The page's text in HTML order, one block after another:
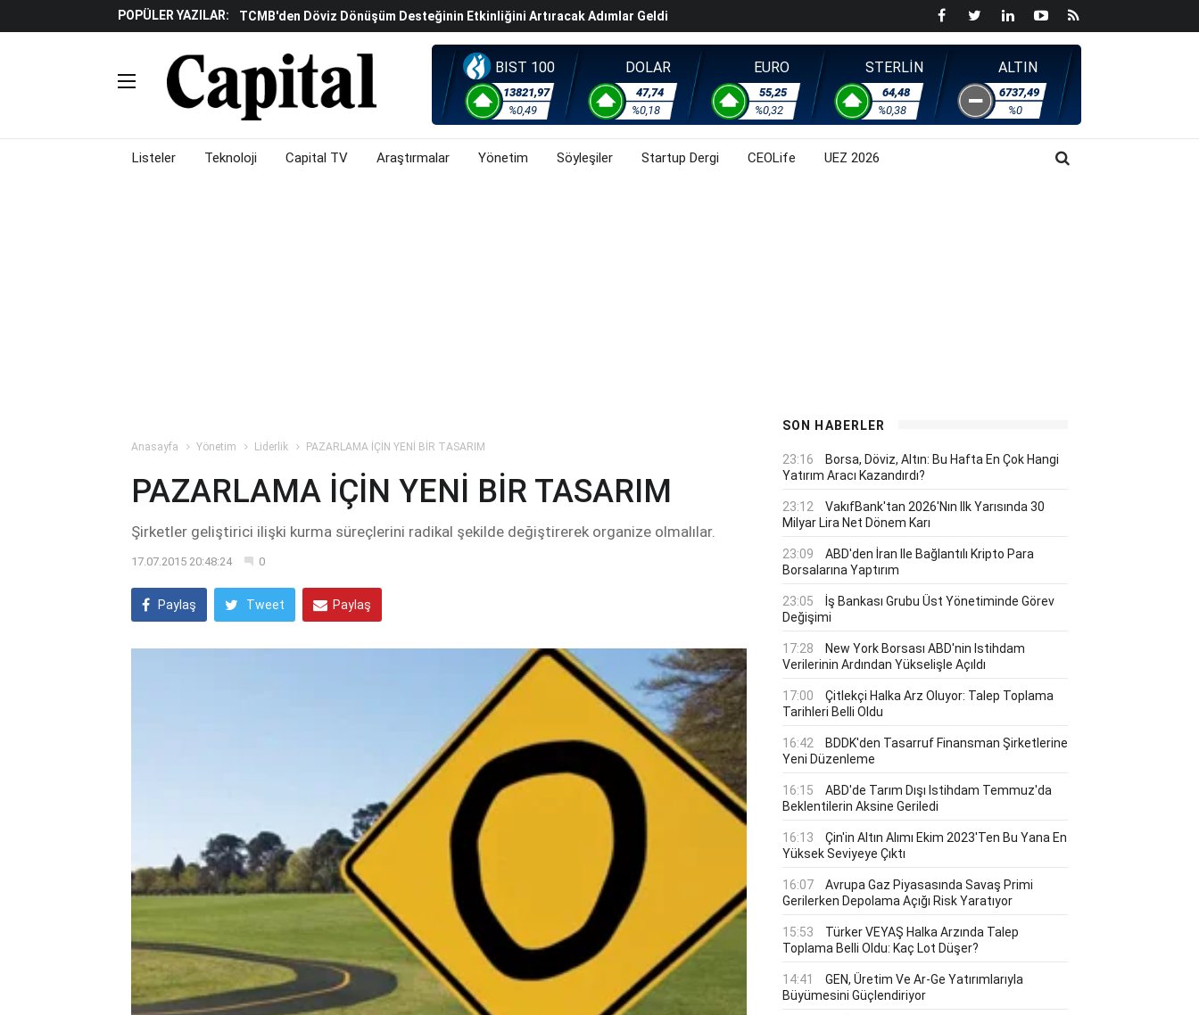
POPÜLER YAZILAR:
TCMB'den Döviz Dönüşüm Desteğinin Etkinliğini Artıracak Adımlar Geldi
Katılım Bankaları Yılın Ilk Yarısında 119,5 Milyar Liralık Sukuk Ihraç Etti
Küresel Piyasalarda Gelecek Hafta Gözler ABD'de Açıklanacak Tarım Dışı Istihdam
Verisine Çevrildi
Altınay Savunma Grubu C-Level Üst Yönetim Yapılanmasına Geçti
Çalışma Alanları Konser Sahnesine Dönüşüyor
BIST 100
13821,97
%0,49
DOLAR
47,74
%0,18
EURO
55,25
%0,32
STERLİN
64,48
%0,38
ALTIN
6737,49
%0
Listeler Teknoloji Capital TV Araştırmalar Yönetim Söyleşiler Startup Dergi CEOLife UEZ 2026
Anasayfa Yönetim Liderlik PAZARLAMA İÇİN YENİ BİR TASARIM
PAZARLAMA İÇİN YENİ BİR TASARIM
Şirketler geliştirici ilişki kurma süreçlerini radikal şekilde değiştirerek organize olmalılar.
17.07.2015 20:48:24 0
Paylaş Tweet Paylaş
SON HABERLER
23:16
Borsa, Döviz, Altın: Bu Hafta En Çok Hangi
Yatırım Aracı Kazandırdı?
23:12
VakıfBank'tan 2026'nın Ilk Yarısında 30
Milyar Lira Net Dönem Karı
23:09
ABD'den İran Ile Bağlantılı Kripto Para
Borsalarına Yaptırım
23:05
İş Bankası Grubu Üst Yönetiminde Görev
Değişimi
17:28
New York Borsası ABD'nin Istihdam
Verilerinin Ardından Yükselişle Açıldı
17:00
Çitlekçi Halka Arz Oluyor: Talep Toplama
Tarihleri Belli Oldu
16:42
BDDK'den Tasarruf Finansman Şirketlerine
Yeni Düzenleme
16:15
ABD'de Tarım Dışı Istihdam Temmuz'da
Beklentilerin Aksine Geriledi
16:13
Çin'in Altın Alımı Ekim 2023'ten Bu Yana En
Yüksek Seviyeye Çıktı
16:07
Avrupa Gaz Piyasasında Savaş Primi
Gerilerken Depolama Açığı Risk Yaratıyor
15:53
Türker VEYAŞ Halka Arzında Talep
Toplama Belli Oldu: Kaç Lot Düşer?
14:41
GEN, Üretim Ve Ar-Ge Yatırımlarıyla
Büyümesini Güçlendiriyor